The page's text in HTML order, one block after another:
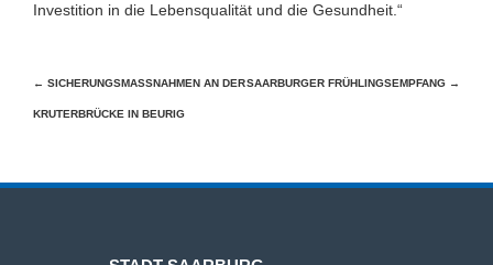
Investition in die Lebensqualität und die Gesundheit.“
Beitragsnavigation
← SICHERUNGSMASSNAHMEN AN DER K
RUTERBRÜCKE IN BEURIG
SAARBURGER FRÜHLINGSEMPFANG →